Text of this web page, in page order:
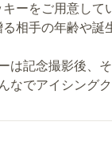
ーをご用意し
相手の年齢や
は記念撮影後、
なでアイシング